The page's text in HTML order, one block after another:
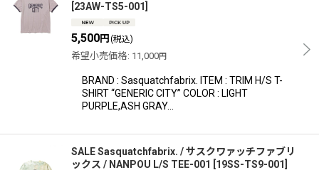
並び順
絞り込む
23AW-TS5-001
5,500円 (税込)
希望小売価格: 11,000円
BRAND : Sasquatchfabrix. ITEM : TRIM H/S T-
SHIRT “GENERIC CITY” COLOR : LIGHT
PURPLE,ASH GRAY…
SALE Sasquatchfabrix. / サスクワァッチファブリ
ックス / NANPOU L/S TEE-001
19SS-TS9-001